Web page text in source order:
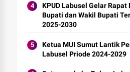
KPUD Labusel Gelar Rapat
Bupati dan Wakil Bupati
2025-2030
Ketua MUI Sumut Lantik
Labusel Priode 2024-2029